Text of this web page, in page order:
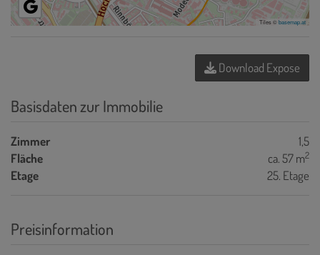
Tiles ©basemap.at
Download Expose
Basisdaten zur Immobilie
Zimmer
1,5
Fläche
ca. 57 m2
Etage 25. Etage
Preisinformation